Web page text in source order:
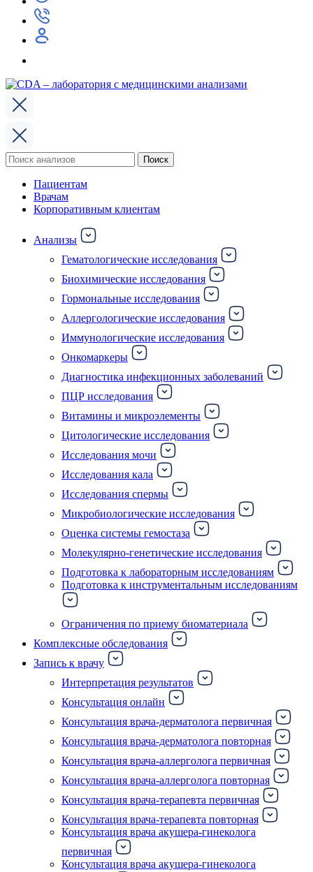
Поиск
по:
Поиск
Пациентам
Врачам
Корпоративным клиентам
Анализы
Гематологические исследования
Биохимические исследования
Гормональные исследования
Аллергологические исследования
Иммунологические исследования
Онкомаркеры
Диагностика инфекционных заболеваний
ПЦР исследования
Витамины и микроэлементы
Цитологические исследования
Исследования мочи
Исследования кала
Исследования спермы
Микробиологические исследования
Оценка системы гемостаза
Молекулярно-генетические исследования
Подготовка к лабораторным исследованиям
Подготовка к инструментальным исследованиям
Ограничения по приему биоматериала
Комплексные обследования
Запись к врачу
Интерпретация результатов
Консультация онлайн
Консультация врача-дерматолога первичная
Консультация врача-дерматолога повторная
Консультация врача-аллерголога первичная
Консультация врача-аллерголога повторная
Консультация врача-терапевта первичная
Консультация врача-терапевта повторная
Консультация врача акушера-гинеколога
первичная
Консультация врача акушера-гинеколога